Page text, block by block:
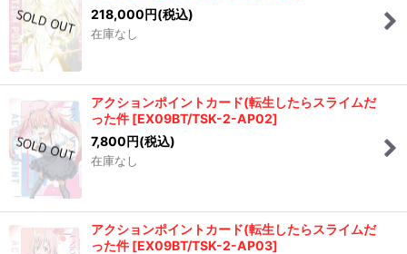
218,000円(税込)
在庫なし
アクションポイントカード(転生したらスライムだ
った件 [EX09BT/TSK-2-AP02]
7,800円(税込)
在庫なし
アクションポイントカード(転生したらスライムだ
った件 [EX09BT/TSK-2-AP03]